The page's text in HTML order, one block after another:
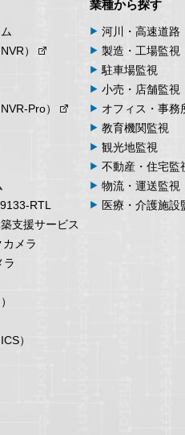
NVR）
NVR-Pro）
RTL
支援サービス
メラ
ラ
ICS）
業種から探す
河川・高速道路
製造・工場監視
駐車場監視
小売・店舗監視
オフィス・事務
教育機関監視
観光地監視
不動産・住宅監
物流・運送監視
医療・介護施設